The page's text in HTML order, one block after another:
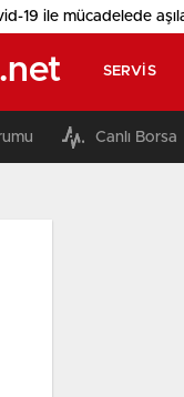
ile mücadelede
SERVIS
Canlı Borsa